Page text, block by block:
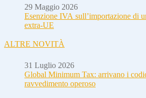
29 Maggio 2026
Esenzione IVA sull’importazione di
extra-UE
ALTRE NOVITÀ
31 Luglio 2026
Global Minimum Tax: arrivano i
ravvedimento operoso